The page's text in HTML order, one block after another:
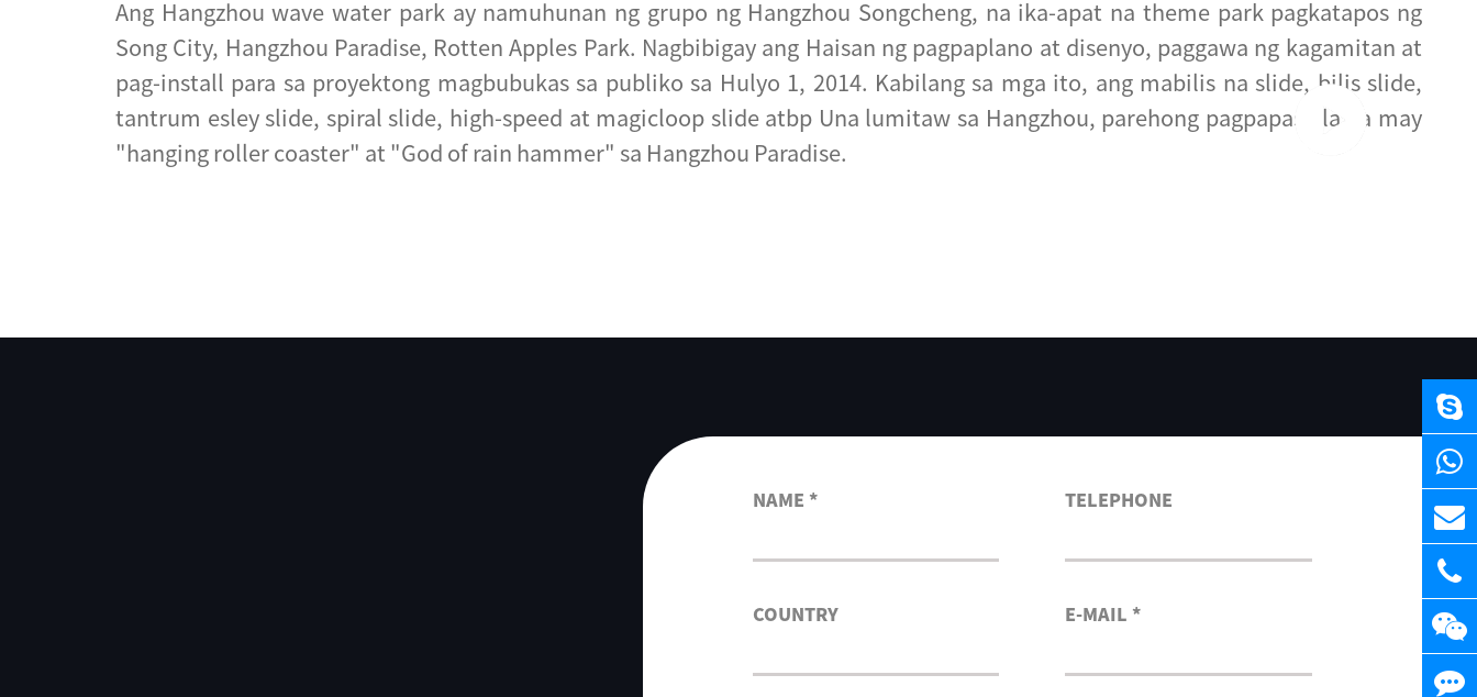
Ang Hangzhou wave water park ay namuhunan ng grupo ng Hangzhou Songcheng, na ika-apat na theme park pagkatapos ng
Song City, Hangzhou Paradise, Rotten Apples Park. Nagbibigay ang Haisan ng pagpaplano at disenyo, paggawa ng kagamitan at
pag-install para sa proyektong magbubukas sa publiko sa Hulyo 1, 2014. Kabilang sa mga ito, ang mabilis na slide, bilis slide,
tantrum esley slide, spiral slide, high-speed at magicloop slide atbp Una lumitaw sa Hangzhou, parehong pagpapasigla na may
"hanging roller coaster" at "God of rain hammer" sa Hangzhou Paradise.
NAME * TELEPHONE
COUNTRY E-MAIL *